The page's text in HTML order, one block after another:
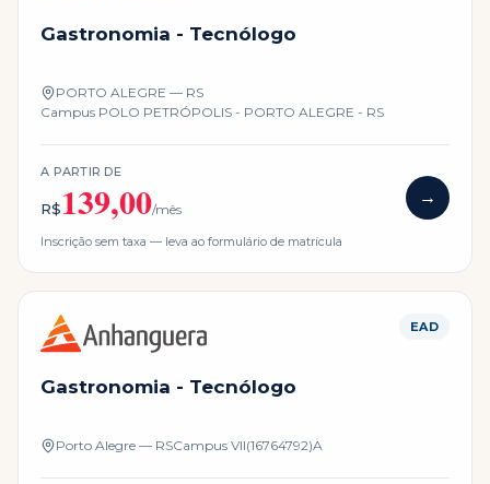
Gastronomia - Tecnólogo
PORTO ALEGRE — RS
Campus POLO PETRÓPOLIS - PORTO ALEGRE - RS
A PARTIR DE
R$139,00/mês
→
Inscrição sem taxa — leva ao formulário de matrícula
EAD
Gastronomia - Tecnólogo
Porto Alegre — RSCampus VII(16764792)A